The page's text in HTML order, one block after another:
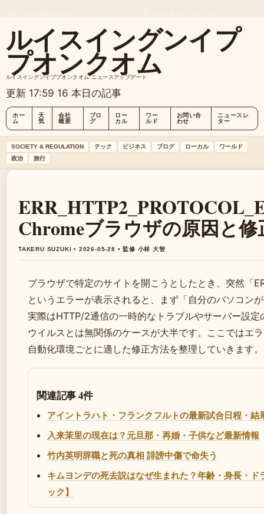
ルイスイングンイプ
プオンクオム
ルイスイングンイププオンクオム ニュースアップデート
更新 17:59 16 本日の記事
ホー
ム
天
気
会社
概要
ブロ
グ
ロー
カル
ワー
ルド
お問い合
わせ
ニュースレ
ター
SOCIETY & REGULATION テック ビジネス ブログ ローカル
ワールド
政治
旅行
Chromeブラウザの原因と修
TAKERU SUZUKI • 2026-05-28 • 監修 小林 大智
ブラウザで特定のサイトを開こうとしたとき、突然「
というエラーが表示されると、まず「自分のパソコン
実際はHTTP/2通信の一時的なトラブルやサーバー設
ウイルスとは無関係のケースが大半です。ここではエ
自動化環境ごとに適した修正方法を整理していきます。
関連記事 4件
アイントラハト・フランクフルトの最新試合日程・
入来茉里の現在は？元旦那・再婚・子供など最新情報
竹内英明辞職と死の真相 誹謗中傷で命失う
キムヨンデの死去説はなぜ生まれた？年齢・身長・
ック】